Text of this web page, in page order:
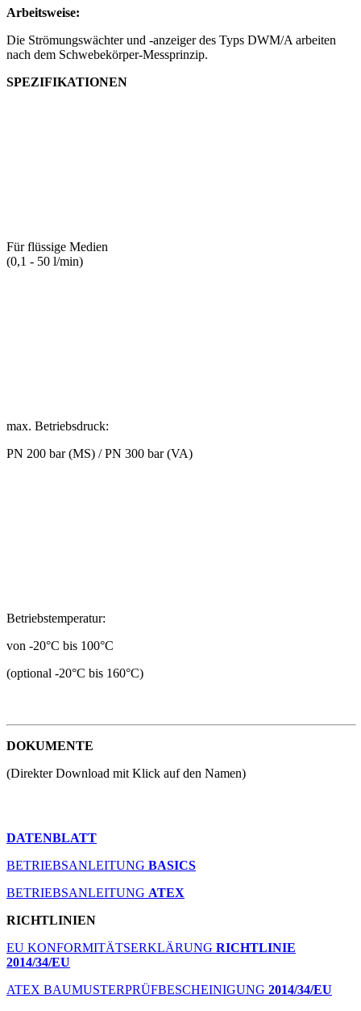
Arbeitsweise:
Die Strömungswächter und -anzeiger des Typs DWM/A arbeiten
nach dem Schwebekörper-Messprinzip.
SPEZIFIKATIONEN
Für flüssige Medien
(0,1 - 50 l/min)
max. Betriebsdruck:
PN 200 bar (MS) / PN 300 bar (VA)
Betriebstemperatur:
von -20°C bis 100°C
(optional -20°C bis 160°C)
DOKUMENTE
(Direkter Download mit Klick auf den Namen)
DATENBLATT
BETRIEBSANLEITUNG BASICS
BETRIEBSANLEITUNG ATEX
RICHTLINIEN
EU KONFORMITÄTSERKLÄRUNG RICHTLINIE
2014/34/EU
ATEX BAUMUSTERPRÜFBESCHEINIGUNG 2014/34/EU